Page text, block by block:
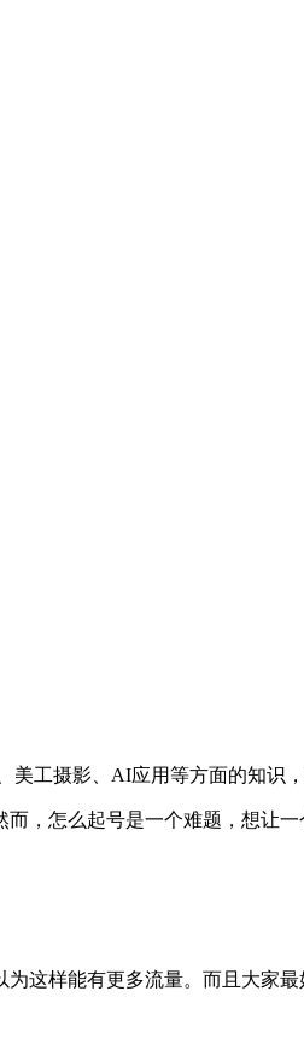
工摄影、AI应用等方面的知识
，怎么起号是一个难题，想让
这样能有更多流量。而且大家